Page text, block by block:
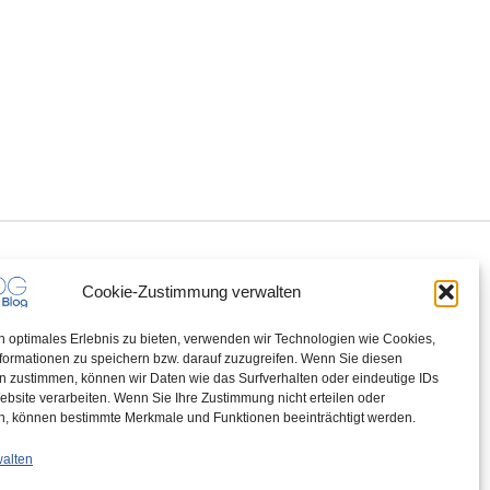
Cookie-Zustimmung verwalten
optimales Erlebnis zu bieten, verwenden wir Technologien wie Cookies,
zu speichern bzw. darauf zuzugreifen. Wenn Sie diesen
zustimmen, können wir Daten wie das Surfverhalten oder eindeutige IDs
verarbeiten. Wenn Sie Ihre Zustimmung nicht erteilen oder
können bestimmte Merkmale und Funktionen beeinträchtigt werden.